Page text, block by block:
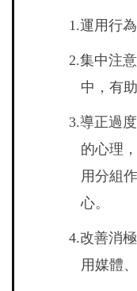
1.運用行
2.集中注
中，有
3.導正過
的心理
用分組
心。
4.改善消
用媒體